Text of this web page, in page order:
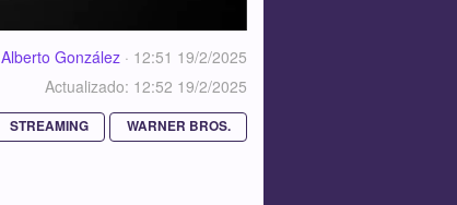
Alberto González · 12:51 19/2/2025
Actualizado: 12:52 19/2/2025
STREAMING WARNER BROS.